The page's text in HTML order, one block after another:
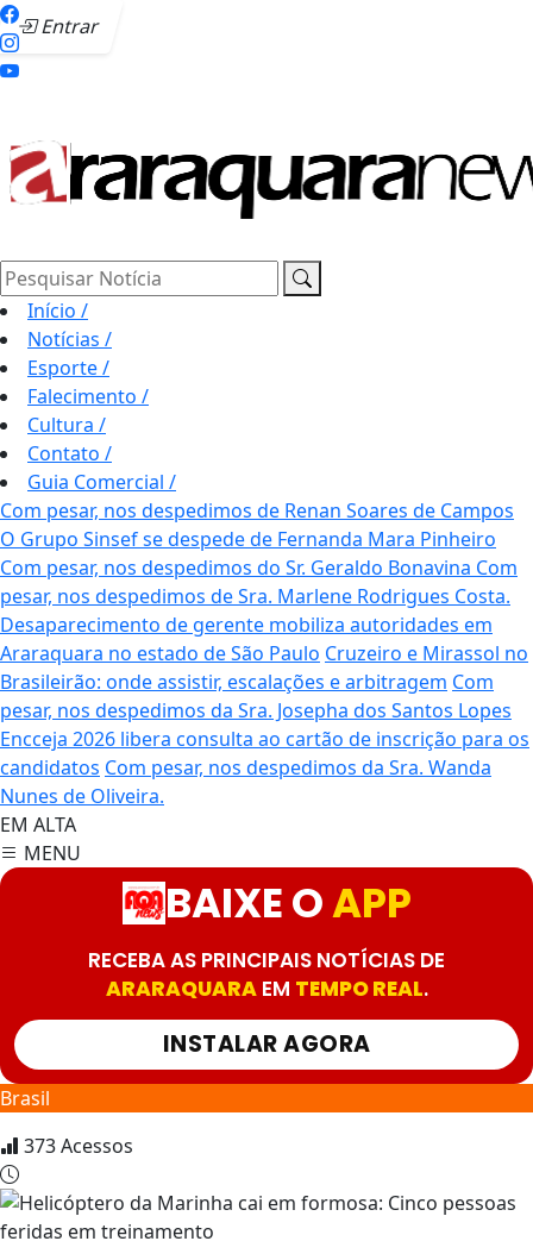
Entrar
Pesquisar Notícia
Início /
Notícias /
Esporte/
Falecimento /
Cultura /
Contato /
Guia Comercial /
Com pesar, nos despedimos de Renan Soares de Campos
O Grupo Sinsef se despede de Fernanda Mara Pinheiro
Com pesar, nos despedimos do Sr. Geraldo Bonavina Com
pesar, nos despedimos de Sra. Marlene Rodrigues Costa.
Desaparecimento de gerente mobiliza autoridades em
Araraquara no estado de São Paulo Cruzeiro e Mirassol no
Brasileirão: onde assistir, escalações e arbitragem Com
pesar, nos despedimos da Sra. Josepha dos Santos Lopes
Encceja 2026 libera consulta ao cartão de inscrição para os
candidatos Com pesar, nos despedimos da Sra. Wanda
Nunes de Oliveira.
EM ALTA
MENU
BAIXE OAPP
RECEBA AS PRINCIPAIS NOTÍCIAS DE
ARARAQUARAEM TEMPO REAL.
INSTALAR AGORA
Brasil
373Acessos